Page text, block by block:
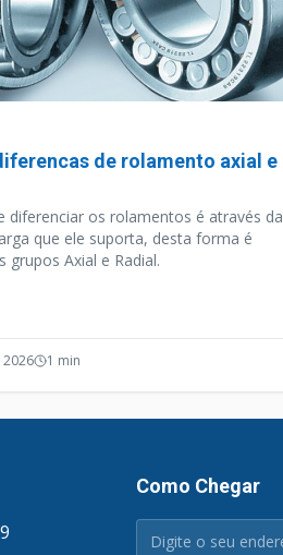
de rolamento axial e
diferenciar os rolamentos é através da
que ele suporta, desta forma é
grupos Axial e Radial.
2026 1 min
Como Chegar